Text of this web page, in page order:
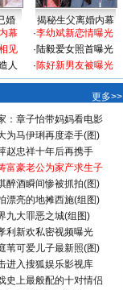
婚
揭秘生父离婚内幕
幕
见
人
·李幼斌新恋情曝光
·陆毅爱女照首曝光
·陈好新男友被曝光
更多>>
：章子怡带妈妈看电影
为马伊琍再度牵手(图)
赵忠祥十年后再携手
富豪老公为家产求生子
醉酒瞬间惨被抓拍(图)
漂亮的地摊西施(组图)
九大罪恶之城(组图)
利新欢私密视频曝光
苇可爱儿子最新照(图)
进入搜狐娱乐影视库
史上最般配的十对情侣